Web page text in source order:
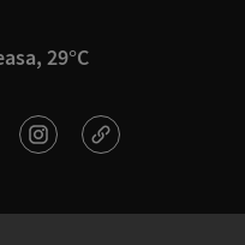
29°C